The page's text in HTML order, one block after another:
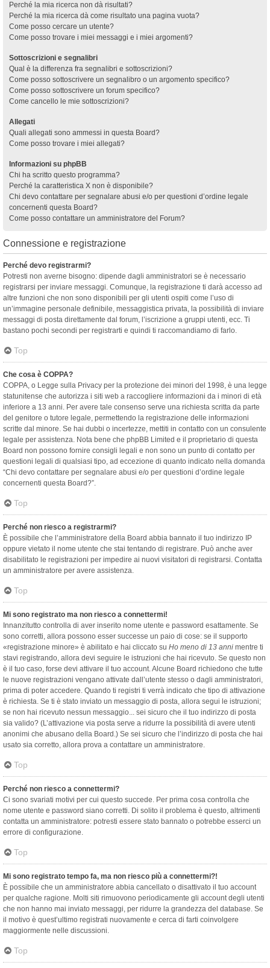
Perché la mia ricerca non dà risultati?
Perché la mia ricerca dà come risultato una pagina vuota?
Come posso cercare un utente?
Come posso trovare i miei messaggi e i miei argomenti?
Sottoscrizioni e segnalibri
Qual è la differenza fra segnalibri e sottoscrizioni?
Come posso sottoscrivere un segnalibro o un argomento specifico?
Come posso sottoscrivere un forum specifico?
Come cancello le mie sottoscrizioni?
Allegati
Quali allegati sono ammessi in questa Board?
Come posso trovare i miei allegati?
Informazioni su phpBB
Chi ha scritto questo programma?
Perché la caratteristica X non è disponibile?
Chi devo contattare per segnalare abusi e/o per questioni d’ordine legale
concernenti questa Board?
Come posso contattare un amministratore del Forum?
Connessione e registrazione
Perché devo registrarmi?
Potresti non averne bisogno: dipende dagli amministratori se è necessario
registrarsi per inviare messaggi. Comunque, la registrazione ti darà accesso ad
altre funzioni che non sono disponibili per gli utenti ospiti come l’uso di
un’immagine personale definibile, messaggistica privata, la possibilità di inviare
messaggi di posta direttamente dal forum, l’iscrizione a gruppi utenti, ecc. Ti
bastano pochi secondi per registrarti e quindi ti raccomandiamo di farlo.
Top
Che cosa è COPPA?
COPPA, o Legge sulla Privacy per la protezione dei minori del 1998, è una legge
statunitense che autorizza i siti web a raccogliere informazioni da i minori di età
inferiore a 13 anni. Per avere tale consenso serve una richiesta scritta da parte
del genitore o tutore legale, permettendo la registrazione delle informazioni
scritte dal minore. Se hai dubbi o incertezze, mettiti in contatto con un consulente
legale per assistenza. Nota bene che phpBB Limited e il proprietario di questa
Board non possono fornire consigli legali e non sono un punto di contatto per
questioni legali di qualsiasi tipo, ad eccezione di quanto indicato nella domanda
“Chi devo contattare per segnalare abusi e/o per questioni d’ordine legale
concernenti questa Board?”.
Top
Perché non riesco a registrarmi?
È possibile che l’amministratore della Board abbia bannato il tuo indirizzo IP
oppure vietato il nome utente che stai tentando di registrare. Può anche aver
disabilitato le registrazioni per impedire ai nuovi visitatori di registrarsi. Contatta
un amministratore per avere assistenza.
Top
Mi sono registrato ma non riesco a connettermi!
Innanzitutto controlla di aver inserito nome utente e password esattamente. Se
sono corretti, allora possono esser successe un paio di cose: se il supporto
«registrazione minore» è abilitato e hai cliccato su Ho meno di 13 anni mentre ti
stavi registrando, allora devi seguire le istruzioni che hai ricevuto. Se questo non
è il tuo caso, forse devi attivare il tuo account. Alcune Board richiedono che tutte
le nuove registrazioni vengano attivate dall’utente stesso o dagli amministratori,
prima di poter accedere. Quando ti registri ti verrà indicato che tipo di attivazione
è richiesta. Se ti è stato inviato un messaggio di posta, allora segui le istruzioni;
se non hai ricevuto nessun messaggio... sei sicuro che il tuo indirizzo di posta
sia valido? (L’attivazione via posta serve a ridurre la possibilità di avere utenti
anonimi che abusano della Board.) Se sei sicuro che l’indirizzo di posta che hai
usato sia corretto, allora prova a contattare un amministratore.
Top
Perché non riesco a connettermi?
Ci sono svariati motivi per cui questo succede. Per prima cosa controlla che
nome utente e password siano corretti. Di solito il problema è questo, altrimenti
contatta un amministratore: potresti essere stato bannato o potrebbe esserci un
errore di configurazione.
Top
Mi sono registrato tempo fa, ma non riesco più a connettermi?!
È possibile che un amministratore abbia cancellato o disattivato il tuo account
per qualche ragione. Molti siti rimuovono periodicamente gli account degli utenti
che non hanno mai inviato messaggi, per ridurre la grandezza del database. Se
il motivo è quest’ultimo registrati nuovamente e cerca di farti coinvolgere
maggiormente nelle discussioni.
Top